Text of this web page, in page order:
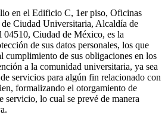
en el Edificio C, 1er piso, Oficinas
Ciudad Universitaria, Alcaldía de
04510, Ciudad de México, es la
de sus datos personales, los que
cumplimiento de sus obligaciones en los
a la comunidad universitaria, ya sea
servicios para algún fin relacionado con
formalizando el otorgamiento de
servicio, lo cual se prevé de manera